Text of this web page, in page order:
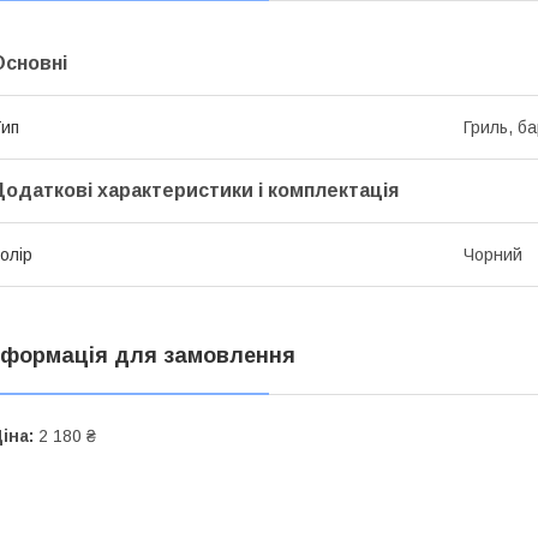
Гриль,
характеристики і комплектація
Чорний
для замовлення
2 180 ₴